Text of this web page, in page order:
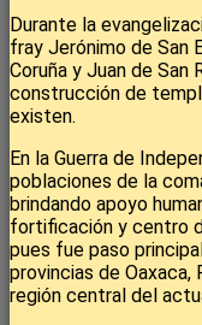
Durante la
fray Jerónimo de San
Coruña y Juan de San
construcción de
existen.
En la Guerra de
poblaciones de la
brindando apoyo
fortificación y centro
pues fue paso
provincias de Oaxaca,
región central del